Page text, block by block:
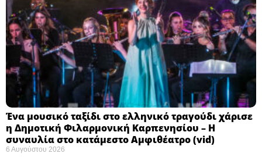
Ένα μουσικό ταξίδι στο ελληνικό τραγούδι χάρισε
η Δημοτική Φιλαρμονική Καρπενησίου – Η
συναυλία στο κατάμεστο Αμφιθέατρο (vid)
6 Αυγούστου 2026